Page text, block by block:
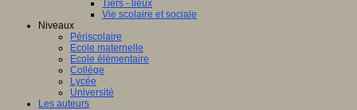
Tiers - lieux
Vie scolaire et sociale
Niveaux
Périscolaire
Ecole maternelle
Ecole élémentaire
Collège
Lycée
Université
Les auteurs